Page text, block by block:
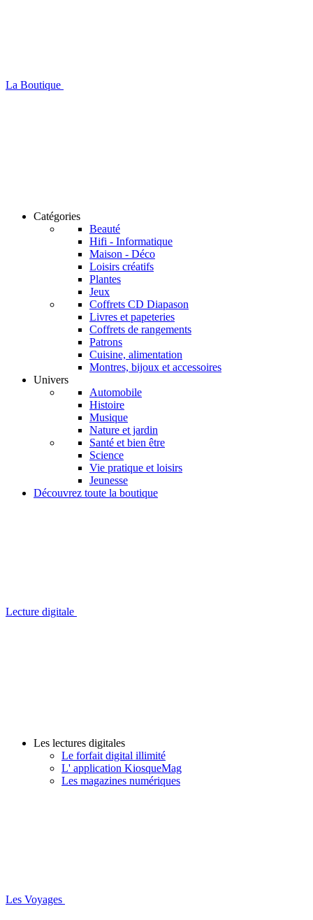
La Boutique
Catégories
Beauté
Hifi - Informatique
Maison - Déco
Loisirs créatifs
Plantes
Jeux
Coffrets CD Diapason
Livres et papeteries
Coffrets de rangements
Patrons
Cuisine, alimentation
Montres, bijoux et accessoires
Univers
Automobile
Histoire
Musique
Nature et jardin
Santé et bien être
Science
Vie pratique et loisirs
Jeunesse
Découvrez toute la boutique
Lecture digitale
Les lectures digitales
Le forfait digital illimité
L' application KiosqueMag
Les magazines numériques
Les Voyages